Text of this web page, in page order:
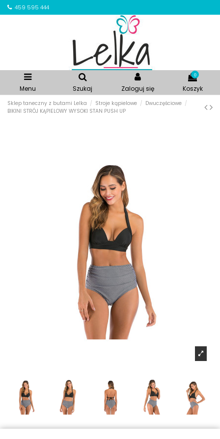
459 595 444
Menu Szukaj Zaloguj się
0
Koszyk
Sklep taneczny z butami Lelka Stroje kąpielowe
Dwuczęściowe
BIKINI STRÓJ KĄPIELOWY WYSOKI STAN PUSH UP